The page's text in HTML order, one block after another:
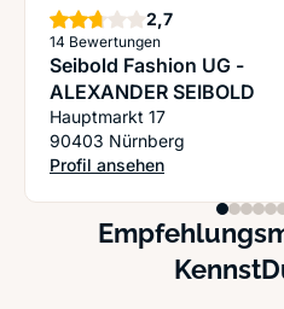
2,7Sterne
14 Bewertungen
Seibold Fashion UG -
ALEXANDER SEIBOLD
Hauptmarkt 17
90403 Nürnberg
Profil ansehen
: Seibold Fashion UG -